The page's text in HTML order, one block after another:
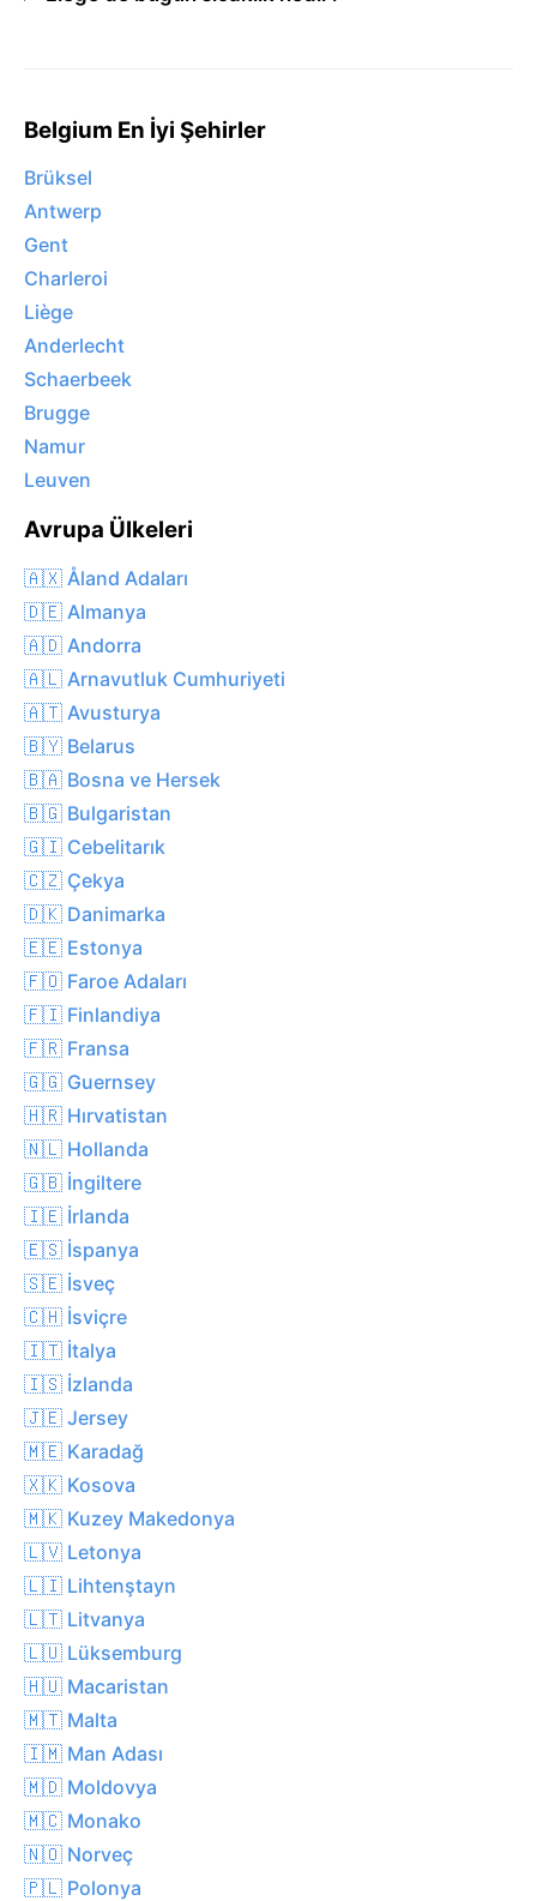
Belgium En İyi Şehirler
Brüksel
Antwerp
Gent
Charleroi
Liège
Anderlecht
Schaerbeek
Brugge
Namur
Leuven
Avrupa Ülkeleri
🇦🇽 Åland Adaları
🇩🇪 Almanya
🇦🇩 Andorra
🇦🇱 Arnavutluk Cumhuriyeti
🇦🇹 Avusturya
🇧🇾 Belarus
🇧🇦 Bosna ve Hersek
🇧🇬 Bulgaristan
🇬🇮 Cebelitarık
🇨🇿 Çekya
🇩🇰 Danimarka
🇪🇪 Estonya
🇫🇴 Faroe Adaları
🇫🇮 Finlandiya
🇫🇷 Fransa
🇬🇬 Guernsey
🇭🇷 Hırvatistan
🇳🇱 Hollanda
🇬🇧 İngiltere
🇮🇪 İrlanda
🇪🇸 İspanya
🇸🇪 İsveç
🇨🇭 İsviçre
🇮🇹 İtalya
🇮🇸 İzlanda
🇯🇪 Jersey
🇲🇪 Karadağ
🇽🇰 Kosova
🇲🇰 Kuzey Makedonya
🇱🇻 Letonya
🇱🇮 Lihtenştayn
🇱🇹 Litvanya
🇱🇺 Lüksemburg
🇭🇺 Macaristan
🇲🇹 Malta
🇮🇲 Man Adası
🇲🇩 Moldovya
🇲🇨 Monako
🇳🇴 Norveç
🇵🇱 Polonya